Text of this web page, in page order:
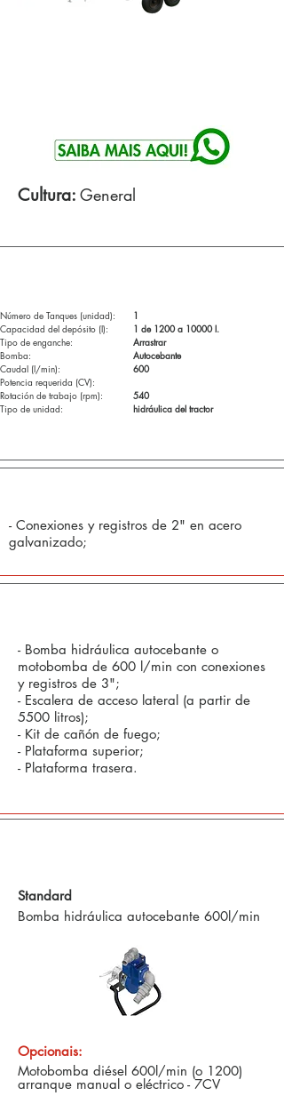
Cultura: General
Número de Tanques (unidad):
Capacidad del depósito (l):
Tipo de enganche:
Bomba:
Caudal (l/min):
Potencia requerida (CV):
Rotación de trabajo (rpm):
Tipo de unidad:
1
1 de 1200 a 10000 l.
Arrastrar
Autocebante
600
540
hidráulica del tractor
- Conexiones y registros de 2" en acero
galvanizado;
- Bomba hidráulica autocebante o
motobomba de 600 l/min con conexiones
y registros de 3";
- Escalera de acceso lateral (a partir de
5500 litros);
- Kit de cañón de fuego;
- Plataforma superior;
- Plataforma trasera.
Standard
Bomba hidráulica autocebante 600l/min
Opcionais:
Motobomba diésel 600l/min (o 1200)
arranque manual o eléctrico - 7CV